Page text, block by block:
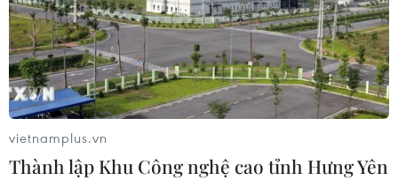
vietnamplus.vn
Thành lập Khu Công nghệ cao tỉnh Hưng Yên